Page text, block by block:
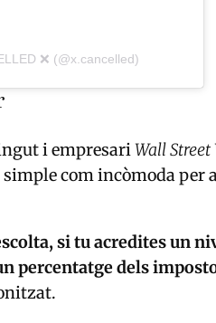
❌ (@x.cancelled)
i empresariWall
com incòmoda per
si tu acredites un
percentatge dels